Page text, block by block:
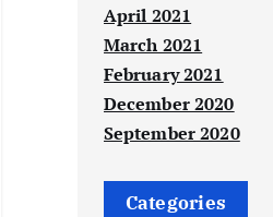
April 2021
March 2021
February 2021
December 2020
September 2020
Categories